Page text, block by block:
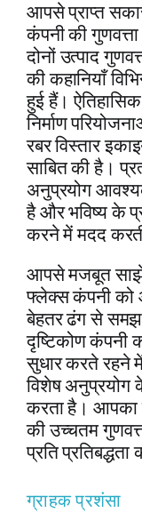
आपसे प्राप्त
कंपनी की गुणवत्ता
दोनों उत्पाद
की कहानियाँ
हुई हैं।
निर्माण
रबर विस्तार
साबित की है।
अनुप्रयोग
है और भविष्य के
करने में मदद
आपसे मजबूत
फ्लेक्स कंपनी को
बेहतर ढंग से
दृष्टिकोण कंपनी
सुधार करते रहने
विशेष अनुप्रयोग
करता है। आपका
की उच्चतम
प्रति
ग्राहक प्रशंसा